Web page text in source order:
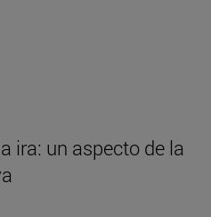
ira: un aspecto de la